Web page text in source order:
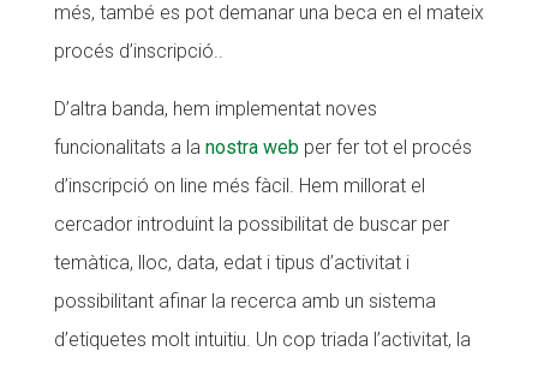
més, també es pot demanar una beca en el mateix
procés d’inscripció..
D’altra banda, hem implementat noves
funcionalitats a la nostra webper fer tot el procés
d’inscripció on line més fàcil. Hem millorat el
cercador introduint la possibilitat de buscar per
temàtica, lloc, data, edat i tipus d’activitat i
possibilitant afinar la recerca amb un sistema
d’etiquetes molt intuitiu. Un cop triada l’activitat, la
Fes voluntariat
Fes un donatiu
Treballa amb nosaltres